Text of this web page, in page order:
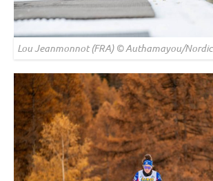
Lou Jeanmonnot (FRA) © Authamayou/